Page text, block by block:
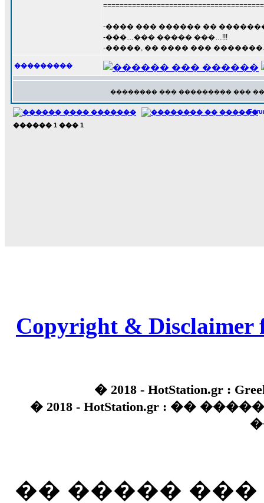
-���� ��� ������ ��
-���…��� ����� ���…!!!
-�����, �� ���� ���
���������
�������� ��� ��������� ���
������ 1 ��� 1
Copyright & Disclaimer
� 2018 - HotStation.gr :
� 2018 - HotStation.gr : ��
�� �����